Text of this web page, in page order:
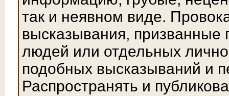
так и неявном виде.
высказывания, призванные
людей или отдельных
подобных высказываний и
Распространять и